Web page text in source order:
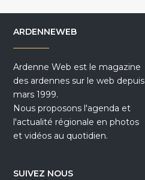
ARDENNEWEB
Ardenne Web est le magazine
des ardennes sur le web depuis
mars 1999.
Nous proposons l'agenda et
l'actualité régionale en photos
et vidéos au quotidien.
SUIVEZ NOUS